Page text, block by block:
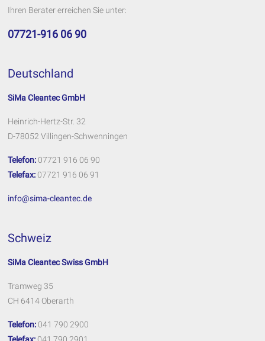
Ihren Berater erreichen Sie unter:
07721-916 06 90
Deutschland
SiMa Cleantec GmbH
Heinrich-Hertz-Str. 32
D-78052 Villingen-Schwenningen
Telefon: 07721 916 06 90
Telefax: 07721 916 06 91
info@sima-cleantec.de
Schweiz
SiMa Cleantec Swiss GmbH
Tramweg 35
CH 6414 Oberarth
Telefon: 041 790 2900